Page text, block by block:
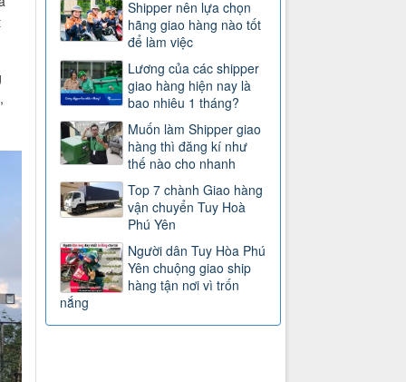
Shipper nên lựa chọn
hãng giao hàng nào tốt
để làm việc
Lương của các shipper
giao hàng hiện nay là
bao nhiêu 1 tháng?
Muốn làm Shipper giao
hàng thì đăng kí như
thế nào cho nhanh
Top 7 chành Giao hàng
vận chuyển Tuy Hoà
Phú Yên
Người dân Tuy Hòa Phú
Yên chuộng giao ship
hàng tận nơi vì trốn
nắng